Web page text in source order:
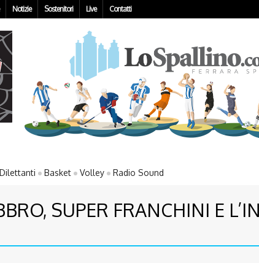
Notizie Sostenitori Live Contatti
Basket Volley Radio Sound
SUPER FRANCHINI E